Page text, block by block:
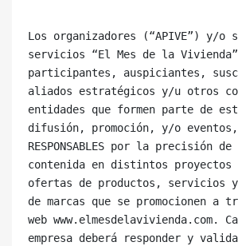
Los organizadores (“APIVE”) y/o
servicios “El Mes de la
participantes, auspiciantes,
aliados estratégicos y/u otros
entidades que formen parte de
difusión, promoción, y/o eventos,
RESPONSABLES por la precisión
contenida en distintos
ofertas de productos, servicios
de marcas que se promocionen
web www.elmesdelavivienda.com.
empresa deberá responder y